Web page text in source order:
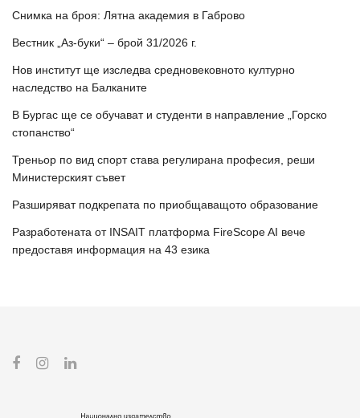
Снимка на броя: Лятна академия в Габрово
Вестник „Аз-буки“ – брой 31/2026 г.
Нов институт ще изследва средновековното културно
наследство на Балканите
В Бургас ще се обучават и студенти в направление „Горско
стопанство“
Треньор по вид спорт става регулирана професия, реши
Министерският съвет
Разширяват подкрепата по приобщаващото образование
Разработената от INSAIT платформа FireScope AI вече
предоставя информация на 43 езика